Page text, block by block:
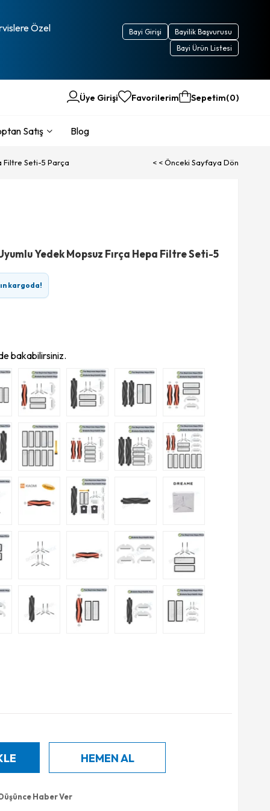
Özel
Bayilik Başvurusu
Bayi Girişi
Bayi Ürün Listesi
Üye Girişi Favorilerim Sepetim 0
Satış Blog
Filtre Seti-5 Parça < < Önceki Sayfaya Dön
Yedek Mopsuz Fırça Hepa Filtre Seti-5
kargoda!
bakabilirsiniz.
Haber Ver